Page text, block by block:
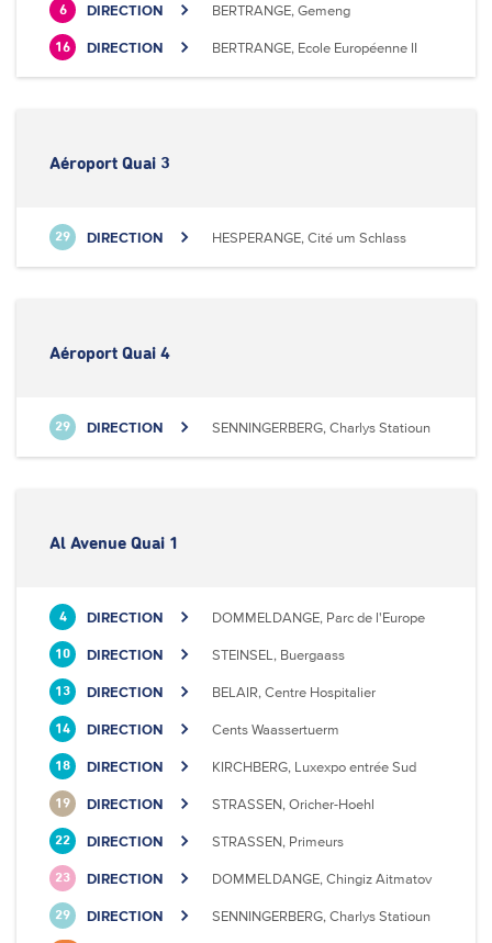
6 DIRECTION BERTRANGE, Gemeng
16 DIRECTION BERTRANGE, Ecole Européenne II
Aéroport Quai 3
29 DIRECTION HESPERANGE, Cité um Schlass
Aéroport Quai 4
29 DIRECTION SENNINGERBERG, Charlys Statioun
Al Avenue Quai 1
4 DIRECTION DOMMELDANGE, Parc de l'Europe
10 DIRECTION STEINSEL, Buergaass
13 DIRECTION BELAIR, Centre Hospitalier
14 DIRECTION Cents Waassertuerm
18 DIRECTION KIRCHBERG, Luxexpo entrée Sud
19 DIRECTION STRASSEN, Oricher-Hoehl
22 DIRECTION STRASSEN, Primeurs
23 DIRECTION DOMMELDANGE, Chingiz Aitmatov
29 DIRECTION SENNINGERBERG, Charlys Statioun